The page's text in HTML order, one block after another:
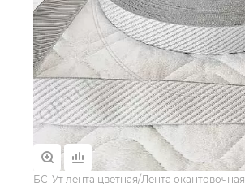
БС-Ут лента цветная/Лента окантовочная